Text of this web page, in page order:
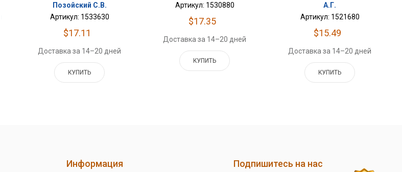
Позойский С.В.
Артикул: 1533630
$17.11
Доставка за 14–20 дней
КУПИТЬ
Артикул: 1530880
$17.35
Доставка за 14–20 дней
КУПИТЬ
А.Г.
Артикул: 1521680
$15.49
Доставка за 14–20 дней
КУПИТЬ
Информация Подпишитесь на нас